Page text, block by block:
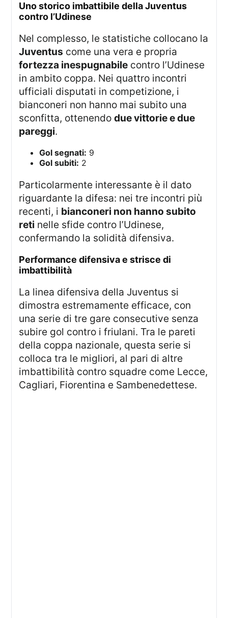
Uno storico imbattibile della Juventus
contro l’Udinese
Nel complesso, le statistiche collocano la
Juventus come una vera e propria
fortezza inespugnabile contro l’Udinese
in ambito coppa. Nei quattro incontri
ufficiali disputati in competizione, i
bianconeri non hanno mai subito una
sconfitta, ottenendodue vittorie e due
pareggi.
Gol segnati: 9
Gol subiti: 2
Particolarmente interessante è il dato
riguardante la difesa: nei tre incontri più
recenti, i bianconeri non hanno subito
reti nelle sfide contro l’Udinese,
confermando la solidità difensiva.
Performance difensiva e strisce di
imbattibilità
La linea difensiva della Juventus si
dimostra estremamente efficace, con
una serie di tre gare consecutive senza
subire gol contro i friulani. Tra le pareti
della coppa nazionale, questa serie si
colloca tra le migliori, al pari di altre
imbattibilità contro squadre come Lecce,
Cagliari, Fiorentina e Sambenedettese.